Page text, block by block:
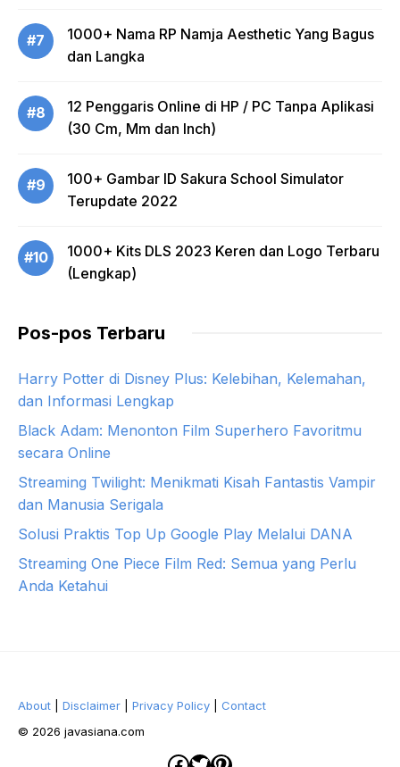
#7
1000+ Nama RP Namja Aesthetic Yang Bagus
dan Langka
#8
12 Penggaris Online di HP / PC Tanpa Aplikasi
(30 Cm, Mm dan Inch)
#9
100+ Gambar ID Sakura School Simulator
Terupdate 2022
#10
1000+ Kits DLS 2023 Keren dan Logo Terbaru
(Lengkap)
Pos-pos Terbaru
Harry Potter di Disney Plus: Kelebihan, Kelemahan,
dan Informasi Lengkap
Black Adam: Menonton Film Superhero Favoritmu
secara Online
Streaming Twilight: Menikmati Kisah Fantastis Vampir
dan Manusia Serigala
Solusi Praktis Top Up Google Play Melalui DANA
Streaming One Piece Film Red: Semua yang Perlu
Anda Ketahui
About Disclaimer Privacy Policy
Contact
© 2026 javasiana.com